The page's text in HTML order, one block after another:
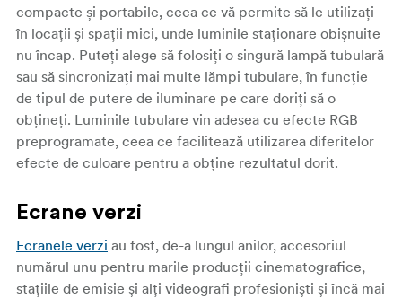
compacte și portabile, ceea ce vă permite să le utilizați
în locații și spații mici, unde luminile staționare obișnuite
nu încap. Puteți alege să folosiți o singură lampă tubulară
sau să sincronizați mai multe lămpi tubulare, în funcție
de tipul de putere de iluminare pe care doriți să o
obțineți. Luminile tubulare vin adesea cu efecte RGB
preprogramate, ceea ce facilitează utilizarea diferitelor
efecte de culoare pentru a obține rezultatul dorit.
Ecrane verzi
Ecranele verzi au fost, de-a lungul anilor, accesoriul
numărul unu pentru marile producții cinematografice,
stațiile de emisie și alți videografi profesioniști și încă mai